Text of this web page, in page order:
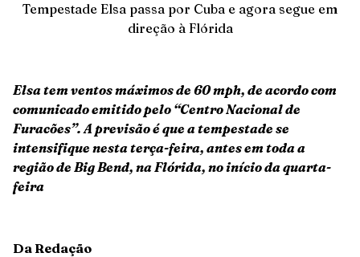
Tempestade Elsa passa por Cuba e agora segue em
direção à Flórida
Elsa tem ventos máximos de 60 mph, de acordo com
comunicado emitido pelo “Centro Nacional de
Furacões”. A previsão é que a tempestade se
intensifique nesta terça-feira, antes em toda a
região de Big Bend, na Flórida, no início da quarta-
feira
Da Redação